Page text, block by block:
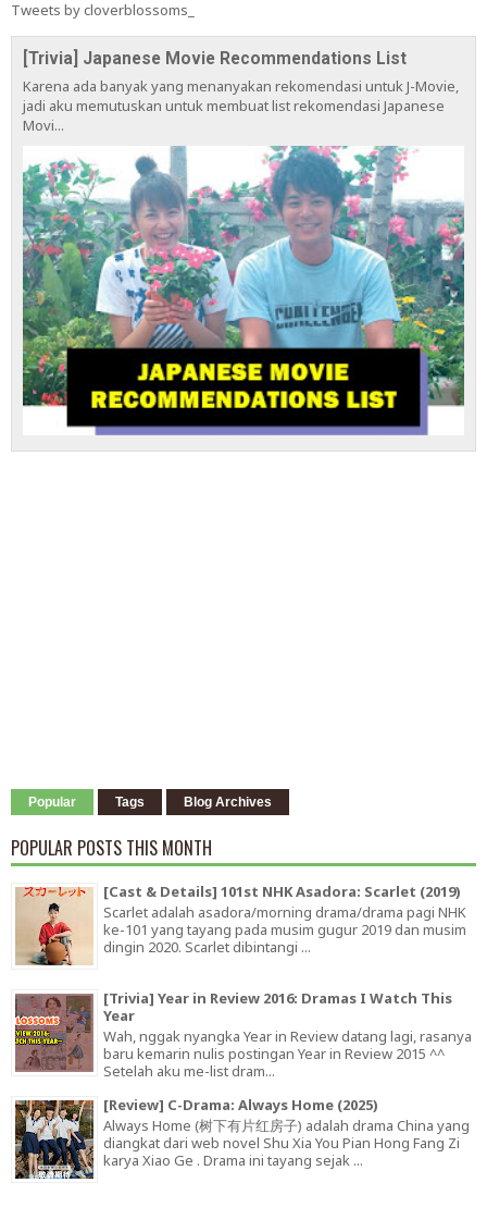
Tweets by cloverblossoms_
[Trivia] Japanese Movie Recommendations List
Karena ada banyak yang menanyakan rekomendasi untuk J-Movie,
jadi aku memutuskan untuk membuat list rekomendasi Japanese
Movi...
Popular Tags Blog Archives
POPULAR POSTS THIS MONTH
[Cast & Details] 101st NHK Asadora: Scarlet (2019)
Scarlet adalah asadora/morning drama/drama pagi NHK
ke-101 yang tayang pada musim gugur 2019 dan musim
dingin 2020. Scarlet dibintangi ...
[Trivia] Year in Review 2016: Dramas I Watch This
Year
Wah, nggak nyangka Year in Review datang lagi, rasanya
baru kemarin nulis postingan Year in Review 2015 ^^
Setelah aku me-list dram...
[Review] C-Drama: Always Home (2025)
Always Home (树下有片红房子) adalah drama China yang
diangkat dari web novel Shu Xia You Pian Hong Fang Zi
karya Xiao Ge . Drama ini tayang sejak ...